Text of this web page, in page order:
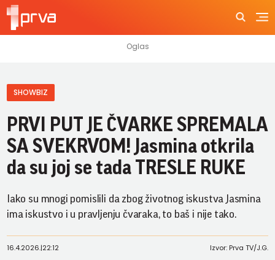
SHOWBIZ
PRVI PUT JE ČVARKE SPREMALA
SA SVEKRVOM! Jasmina otkrila
da su joj se tada TRESLE RUKE
Iako su mnogi pomislili da zbog životnog iskustva Jasmina
ima iskustvo i u pravljenju čvaraka, to baš i nije tako.
16.4.2026.|22:12 Izvor: Prva TV/J.G.